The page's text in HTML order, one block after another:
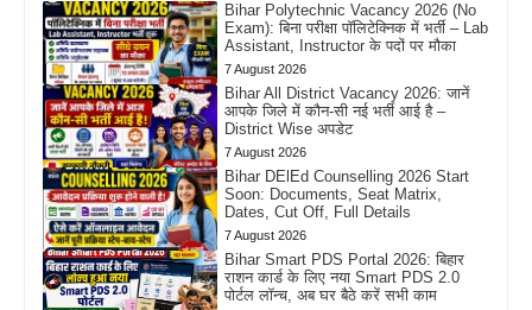
Bihar Polytechnic Vacancy 2026 (No
Exam): बिना परीक्षा पॉलिटेक्निक में भर्ती – Lab
Assistant, Instructor के पदों पर मौका
7 August 2026
Bihar All District Vacancy 2026: जानें
आपके जिले में कौन-सी नई भर्ती आई है –
District Wise अपडेट
7 August 2026
Bihar DElEd Counselling 2026 Start
Soon: Documents, Seat Matrix,
Dates, Cut Off, Full Details
7 August 2026
Bihar Smart PDS Portal 2026: बिहार
राशन कार्ड के लिए नया Smart PDS 2.0
पोर्टल लॉन्च, अब घर बैठे करें सभी काम